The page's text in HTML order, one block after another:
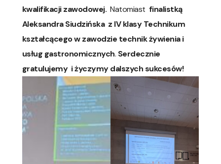
kwalifikacji zawodowej. Natomiast finalistką
Aleksandra Siudzińska z IV klasy Technikum
kształcącego w zawodzie technik żywienia i
usług gastronomicznych. Serdecznie
gratulujemy i życzymy dalszych sukcesów!